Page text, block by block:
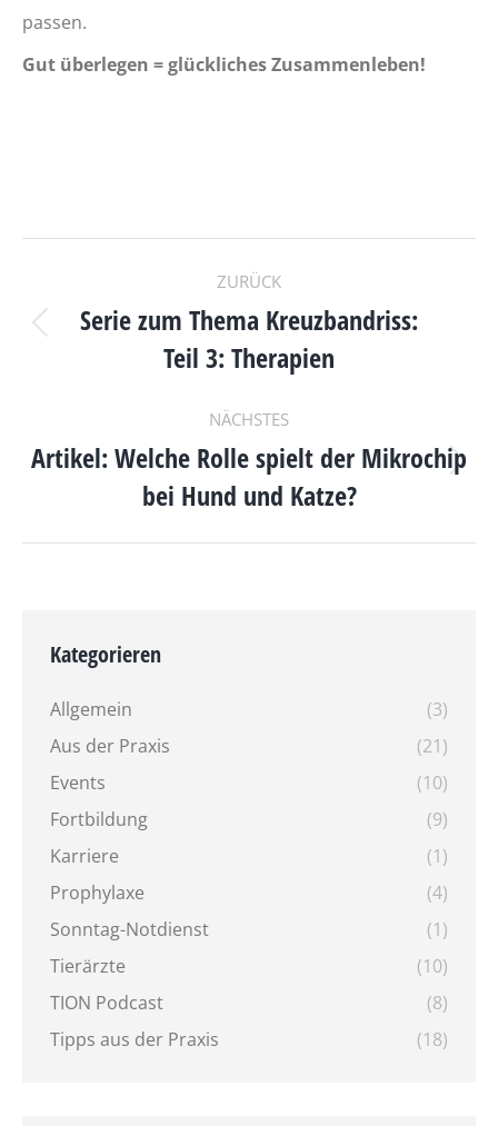
passen.
Gut überlegen = glückliches Zusammenleben!
ZURÜCK
Vorheriger
Beitrag:
Serie zum Thema Kreuzbandriss:
Teil 3: Therapien
NÄCHSTES
Nächster
Beitrag:
Artikel: Welche Rolle spielt der Mikrochip
bei Hund und Katze?
Kategorieren
Allgemein
(3)
Aus der Praxis
(21)
Events
(10)
Fortbildung
(9)
Karriere
(1)
Prophylaxe
(4)
Sonntag-Notdienst
(1)
Tierärzte
(10)
TION Podcast
(8)
Tipps aus der Praxis
(18)